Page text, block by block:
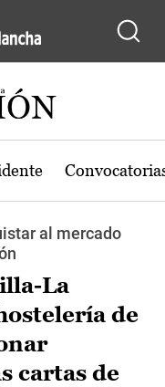
al mercado
La
de
cartas de